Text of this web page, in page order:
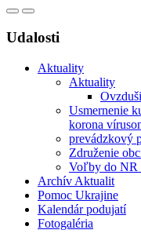
Udalosti
Aktuality
Aktuality
Usmernenie
korona
prevádzkový
Združenie
Voľby do NR
Archív Aktualit
Pomoc Ukrajine
Kalendár podujatí
Fotogaléria